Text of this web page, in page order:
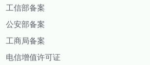
工信部备案
公安部备案
工商局备案
电信增值许可证